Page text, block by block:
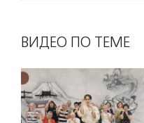
ВИДЕО ПО ТЕМЕ